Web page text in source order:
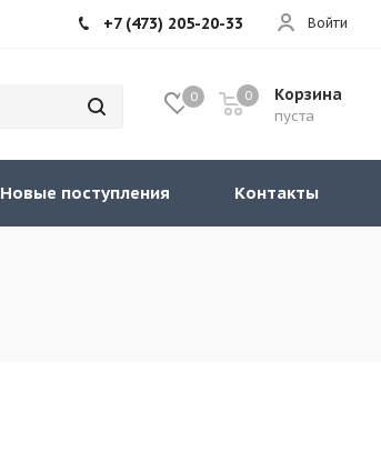
Войти
+7 (473) 205-20-33
0 Корзина
пуста
0
Новые поступления Контакты